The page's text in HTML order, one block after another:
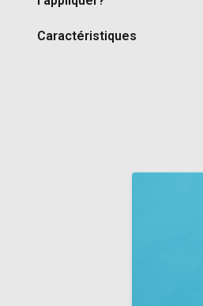
Caractéristiques